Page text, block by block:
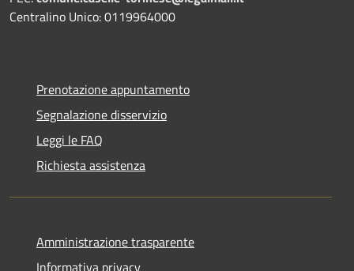
Centralino Unico: 0119964000
Prenotazione appuntamento
Segnalazione disservizio
Leggi le FAQ
Richiesta assistenza
Amministrazione trasparente
Informativa privacy